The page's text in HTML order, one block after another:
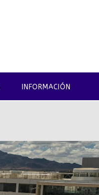
INFORMACIÓN